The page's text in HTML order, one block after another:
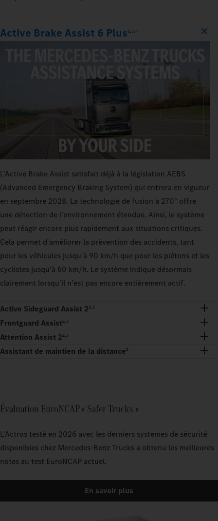
Active Brake Assist 6 Plus2,3,4
L'Active Brake Assist satisfait déjà à la législation AEBS
(Advanced Emergency Braking System) qui entrera en vigueur
en septembre 2028. La technologie de fusion à 270° offre
une détection de l'environnement étendue. Ainsi, le système
peut réagir encore plus rapidement aux situations critiques.
Cela permet d'améliorer la prévention des accidents, tant
pour les véhicules jusqu'à 90 km/h que pour les piétons et les
cyclistes jusqu'à 60 km/h. Le système indique désormais
clairement lorsqu'il n'est pas encore entièrement actif.
Active Sideguard Assist 22,3
Frontguard Assist2,3
Attention Assist 22,3
Assistant de maintien de la distance2
Évaluation EuroNCAP « Safer Trucks »
L'Actros testé en 2026 avec les derniers systèmes de sécurité
disponibles chez Mercedes-Benz Trucks a obtenu les meilleures
notes au test EuroNCAP actuel.
En savoir plus